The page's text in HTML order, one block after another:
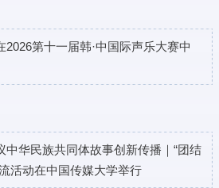
第十一届韩·中国际声乐大赛中
中华民族共同体故事创新传播｜“团结
活动在中国传媒大学举行